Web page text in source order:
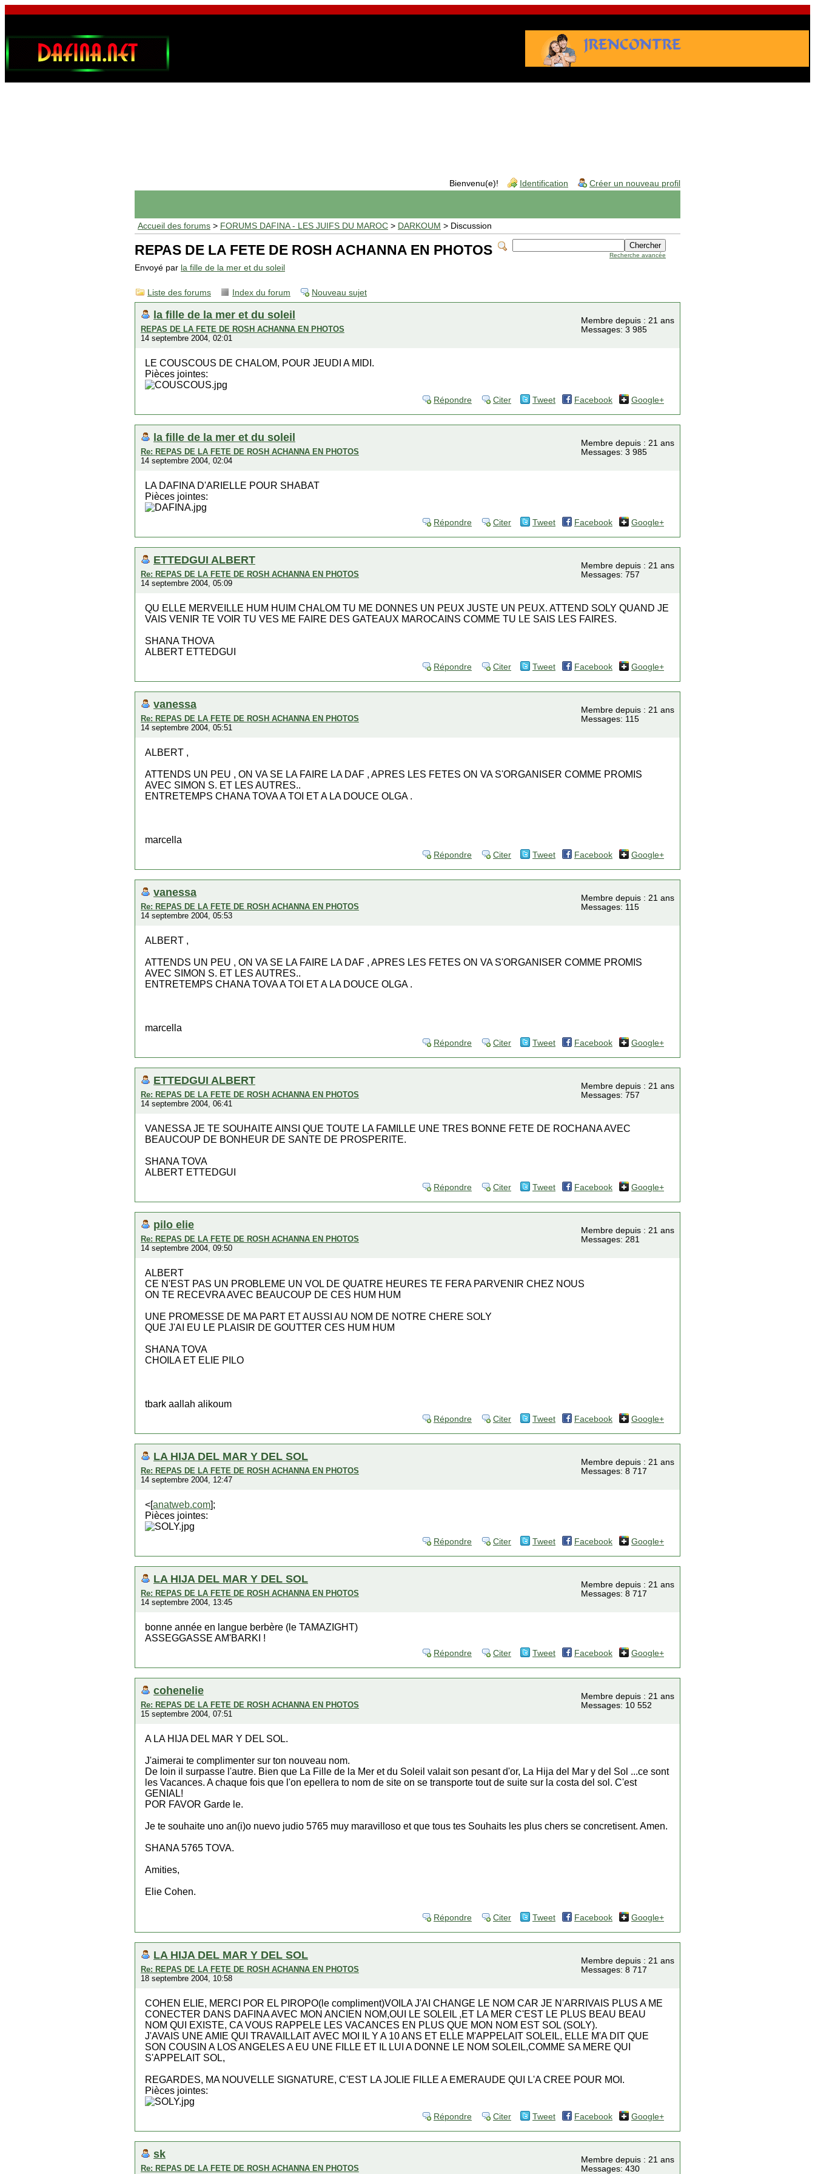
Bienvenu(e)! Identification Créer un nouveau profil
Accueil des forums > FORUMS DAFINA - LES JUIFS DU MAROC > DARKOUM > Discussion
Recherche avancée
REPAS DE LA FETE DE ROSH ACHANNA EN PHOTOS
Envoyé par la fille de la mer et du soleil
Liste des forums Index du forum Nouveau sujet
la fille de la mer et du soleil
REPAS DE LA FETE DE ROSH ACHANNA EN PHOTOS
14 septembre 2004, 02:01
Membre depuis : 21 ans
Messages: 3 985
LE COUSCOUS DE CHALOM, POUR JEUDI A MIDI.
Pièces jointes:
Répondre Citer Tweet Facebook Google+
la fille de la mer et du soleil
Re: REPAS DE LA FETE DE ROSH ACHANNA EN PHOTOS
14 septembre 2004, 02:04
Membre depuis : 21 ans
Messages: 3 985
LA DAFINA D'ARIELLE POUR SHABAT
Pièces jointes:
Répondre Citer Tweet Facebook Google+
ETTEDGUI ALBERT
Re: REPAS DE LA FETE DE ROSH ACHANNA EN PHOTOS
14 septembre 2004, 05:09
Membre depuis : 21 ans
Messages: 757
QU ELLE MERVEILLE HUM HUIM CHALOM TU ME DONNES UN PEUX JUSTE UN PEUX. ATTEND SOLY QUAND JE
VAIS VENIR TE VOIR TU VES ME FAIRE DES GATEAUX MAROCAINS COMME TU LE SAIS LES FAIRES.
SHANA THOVA
ALBERT ETTEDGUI
Répondre Citer Tweet Facebook Google+
vanessa
Re: REPAS DE LA FETE DE ROSH ACHANNA EN PHOTOS
14 septembre 2004, 05:51
Membre depuis : 21 ans
Messages: 115
ALBERT ,
ATTENDS UN PEU , ON VA SE LA FAIRE LA DAF , APRES LES FETES ON VA S'ORGANISER COMME PROMIS
AVEC SIMON S. ET LES AUTRES..
ENTRETEMPS CHANA TOVA A TOI ET A LA DOUCE OLGA .
marcella
Répondre Citer Tweet Facebook Google+
vanessa
Re: REPAS DE LA FETE DE ROSH ACHANNA EN PHOTOS
14 septembre 2004, 05:53
Membre depuis : 21 ans
Messages: 115
ALBERT ,
ATTENDS UN PEU , ON VA SE LA FAIRE LA DAF , APRES LES FETES ON VA S'ORGANISER COMME PROMIS
AVEC SIMON S. ET LES AUTRES..
ENTRETEMPS CHANA TOVA A TOI ET A LA DOUCE OLGA .
marcella
Répondre Citer Tweet Facebook Google+
ETTEDGUI ALBERT
Re: REPAS DE LA FETE DE ROSH ACHANNA EN PHOTOS
14 septembre 2004, 06:41
Membre depuis : 21 ans
Messages: 757
VANESSA JE TE SOUHAITE AINSI QUE TOUTE LA FAMILLE UNE TRES BONNE FETE DE ROCHANA AVEC
BEAUCOUP DE BONHEUR DE SANTE DE PROSPERITE.
SHANA TOVA
ALBERT ETTEDGUI
Répondre Citer Tweet Facebook Google+
pilo elie
Re: REPAS DE LA FETE DE ROSH ACHANNA EN PHOTOS
14 septembre 2004, 09:50
Membre depuis : 21 ans
Messages: 281
ALBERT
CE N'EST PAS UN PROBLEME UN VOL DE QUATRE HEURES TE FERA PARVENIR CHEZ NOUS
ON TE RECEVRA AVEC BEAUCOUP DE CES HUM HUM
UNE PROMESSE DE MA PART ET AUSSI AU NOM DE NOTRE CHERE SOLY
QUE J'AI EU LE PLAISIR DE GOUTTER CES HUM HUM
SHANA TOVA
CHOILA ET ELIE PILO
tbark aallah alikoum
Répondre Citer Tweet Facebook Google+
LA HIJA DEL MAR Y DEL SOL
Re: REPAS DE LA FETE DE ROSH ACHANNA EN PHOTOS
14 septembre 2004, 12:47
Membre depuis : 21 ans
Messages: 8 717
<[anatweb.com];
Pièces jointes:
Répondre Citer Tweet Facebook Google+
LA HIJA DEL MAR Y DEL SOL
Re: REPAS DE LA FETE DE ROSH ACHANNA EN PHOTOS
14 septembre 2004, 13:45
Membre depuis : 21 ans
Messages: 8 717
bonne année en langue berbère (le TAMAZIGHT)
ASSEGGASSE AM'BARKI !
Répondre Citer Tweet Facebook Google+
cohenelie
Re: REPAS DE LA FETE DE ROSH ACHANNA EN PHOTOS
15 septembre 2004, 07:51
Membre depuis : 21 ans
Messages: 10 552
A LA HIJA DEL MAR Y DEL SOL.
J'aimerai te complimenter sur ton nouveau nom.
De loin il surpasse l'autre. Bien que La Fille de la Mer et du Soleil valait son pesant d'or, La Hija del Mar y del Sol ...ce sont
les Vacances. A chaque fois que l'on epellera to nom de site on se transporte tout de suite sur la costa del sol. C'est
GENIAL!
POR FAVOR Garde le.
Je te souhaite uno an(i)o nuevo judio 5765 muy maravilloso et que tous tes Souhaits les plus chers se concretisent. Amen.
SHANA 5765 TOVA.
Amities,
Elie Cohen.
Répondre Citer Tweet Facebook Google+
LA HIJA DEL MAR Y DEL SOL
Re: REPAS DE LA FETE DE ROSH ACHANNA EN PHOTOS
18 septembre 2004, 10:58
Membre depuis : 21 ans
Messages: 8 717
COHEN ELIE, MERCI POR EL PIROPO(le compliment)VOILA J'AI CHANGE LE NOM CAR JE N'ARRIVAIS PLUS A ME
CONECTER DANS DAFINA AVEC MON ANCIEN NOM,OUI LE SOLEIL ,ET LA MER C'EST LE PLUS BEAU BEAU
NOM QUI EXISTE, CA VOUS RAPPELE LES VACANCES EN PLUS QUE MON NOM EST SOL (SOLY).
J'AVAIS UNE AMIE QUI TRAVAILLAIT AVEC MOI IL Y A 10 ANS ET ELLE M'APPELAIT SOLEIL, ELLE M'A DIT QUE
SON COUSIN A LOS ANGELES A EU UNE FILLE ET IL LUI A DONNE LE NOM SOLEIL,COMME SA MERE QUI
S'APPELAIT SOL,
REGARDES, MA NOUVELLE SIGNATURE, C'EST LA JOLIE FILLE A EMERAUDE QUI L'A CREE POUR MOI.
Pièces jointes:
Répondre Citer Tweet Facebook Google+
sk
Re: REPAS DE LA FETE DE ROSH ACHANNA EN PHOTOS
Membre depuis : 21 ans
Messages: 430